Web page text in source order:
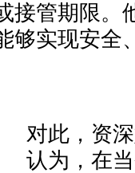
接管期限。
够实现安全
对此，资
认为，在